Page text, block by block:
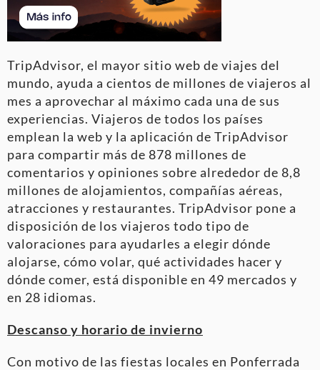
TripAdvisor, el mayor sitio web de viajes del
mundo, ayuda a cientos de millones de viajeros al
mes a aprovechar al máximo cada una de sus
experiencias. Viajeros de todos los países
emplean la web y la aplicación de TripAdvisor
para compartir más de 878 millones de
comentarios y opiniones sobre alrededor de 8,8
millones de alojamientos, compañías aéreas,
atracciones y restaurantes. TripAdvisor pone a
disposición de los viajeros todo tipo de
valoraciones para ayudarles a elegir dónde
alojarse, cómo volar, qué actividades hacer y
dónde comer, está disponible en 49 mercados y
en 28 idiomas.
Descanso y horario de invierno
Con motivo de las fiestas locales en Ponferrada